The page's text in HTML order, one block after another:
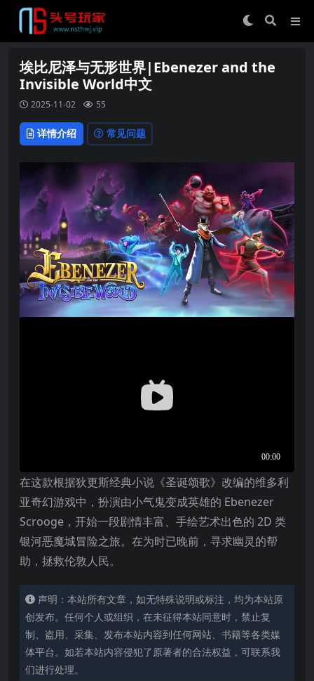
埃比尼泽与无形世界|Ebenezer and the
Invisible World中文
2025-11-02 55
详情介绍 常见问题
在这款根据狄更斯经典小说《圣诞颂歌》改编的维多利
亚奇幻游戏中，扮演由小气鬼变成英雄的 Ebenezer
Scrooge，开始一段剧情丰富、手绘艺术出色的 2D 类
银河恶魔城冒险之旅。在为时已晚前，寻求幽灵的帮
助，拯救伦敦人民。
声明：本站所有文章，如无特殊说明或标注，均为本站原
创发布。任何个人或组织，在未征得本站同意时，禁止复
制、盗用、采集、发布本站内容到任何网站、书籍等各类媒
体平台。如若本站内容侵犯了原著者的合法权益，可联系我
们进行处理。